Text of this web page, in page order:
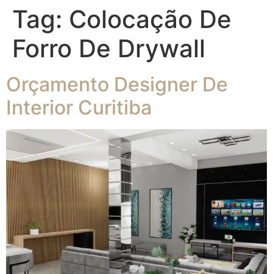
Tag: Colocação De
Forro De Drywall
Orçamento Designer De
Interior Curitiba